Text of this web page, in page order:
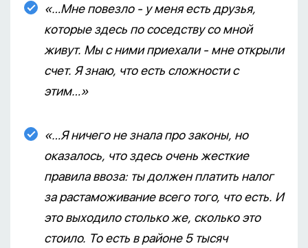
«…Мне повезло - у меня есть друзья,
которые здесь по соседству со мной
живут. Мы с ними приехали - мне открыли
счет. Я знаю, что есть сложности с
этим…»
«…Я ничего не знала про законы, но
оказалось, что здесь очень жесткие
правила ввоза: ты должен платить налог
за растаможивание всего того, что есть. И
это выходило столько же, сколько это
стоило. То есть в районе 5 тысяч